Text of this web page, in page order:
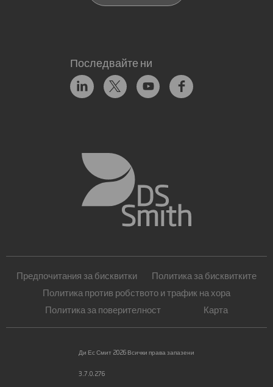
Последвайте ни
Предпочитания за бисквитки
Политика за бисквитките
Политика против робството и трафик на хора
Политика за поверителност
Карта
Ди Ес Смит 2026 Всички права запазени
3.7.0.276